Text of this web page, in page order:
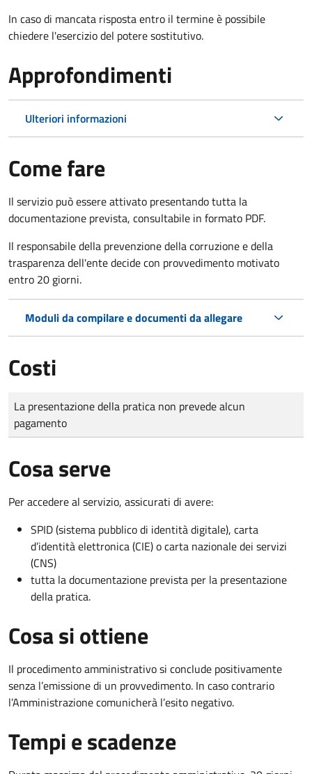
In caso di mancata risposta entro il termine è possibile
chiedere l'esercizio del potere sostitutivo.
Approfondimenti
Ulteriori informazioni
Come fare
Il servizio può essere attivato presentando tutta la
documentazione prevista, consultabile in formato PDF.
Il responsabile della prevenzione della corruzione e della
trasparenza dell'ente decide con provvedimento motivato
entro 20 giorni.
Moduli da compilare e documenti da allegare
Costi
Tipo di pagamento
Importo
La presentazione della pratica non prevede alcun
pagamento
Cosa serve
Per accedere al servizio, assicurati di avere:
SPID (sistema pubblico di identità digitale), carta
d’identità elettronica (CIE) o carta nazionale dei servizi
(CNS)
tutta la documentazione prevista per la presentazione
della pratica.
Cosa si ottiene
Il procedimento amministrativo si conclude positivamente
senza l’emissione di un provvedimento. In caso contrario
l’Amministrazione comunicherà l’esito negativo.
Tempi e scadenze